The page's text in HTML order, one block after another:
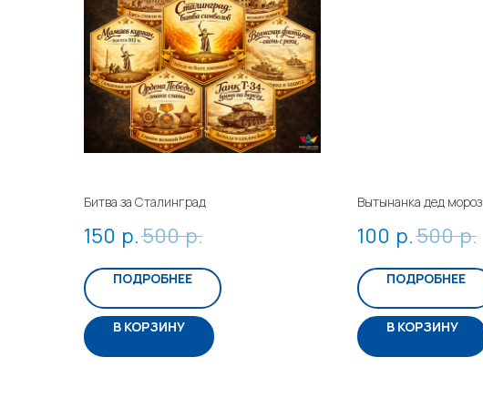
Битва за Сталинград
150 р.500 р.
ПОДРОБНЕЕ
В КОРЗИНУ
Вытынанка дед мороз
100 р.500 р.
ПОДРОБНЕЕ
В КОРЗИНУ